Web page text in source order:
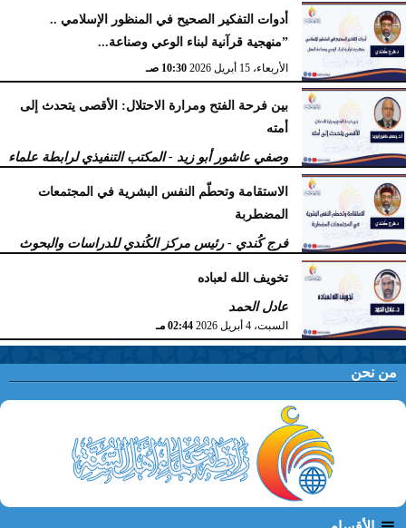
أدوات التفكير الصحيح في المنظور الإسلامي ..
”منهجية قرآنية لبناء الوعي وصناعة...
الأربعاء، 15 أبريل 2026 10:30 صـ
بين فرحة الفتح ومرارة الاحتلال: الأقصى يتحدث إلى
أمته
وصفي عاشور أبو زيد - المكتب التنفيذي لرابطة علماء
أهل السنّة
الخميس، 9 أبريل 2026 11:38 صـ
الاستقامة وتحطّم النفس البشرية في المجتمعات
المضطربة
فرج كُندي - رئيس مركز الكُندي للدراسات والبحوث
السبت، 4 أبريل 2026 02:51 مـ
تخويف الله لعباده
عادل الحمد
السبت، 4 أبريل 2026 02:44 مـ
من نحن